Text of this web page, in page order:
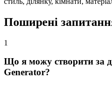
Поширені
1
Що я можу створити за
Generator?